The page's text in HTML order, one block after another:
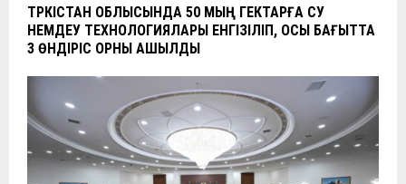
ТҮРКІСТАН ОБЛЫСЫНДА 50 МЫҢ ГЕКТАРҒА СУ
ҮНЕМДЕУ ТЕХНОЛОГИЯЛАРЫ ЕНГІЗІЛІП, ОСЫ БАҒЫТТА
3 ӨНДІРІС ОРНЫ АШЫЛДЫ